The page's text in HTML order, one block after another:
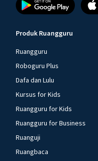
Produk Ruangguru
Ruangguru
Roboguru Plus
Dafa dan Lulu
Kursus for Kids
Ruangguru for Kids
Ruangguru for Business
Ruanguji
Ruangbaca